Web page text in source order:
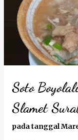
Soto
Slamet
pada tanggal